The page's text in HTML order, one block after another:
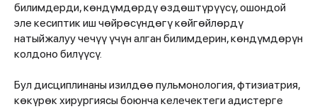
билимдерди, көндүмдөрдү өздөштүрүүсү, ошондой
эле кесиптик иш чөйрөсүндөгү көйгөйлөрдү
натыйжалуу чечүү үчүн алган билимдерин, көндүмдөрүн
колдоно билүүсү.
Бул дисциплинаны изилдөө пульмонология, фтизиатрия,
көкүрөк хирургиясы боюнча келечектеги адистерге